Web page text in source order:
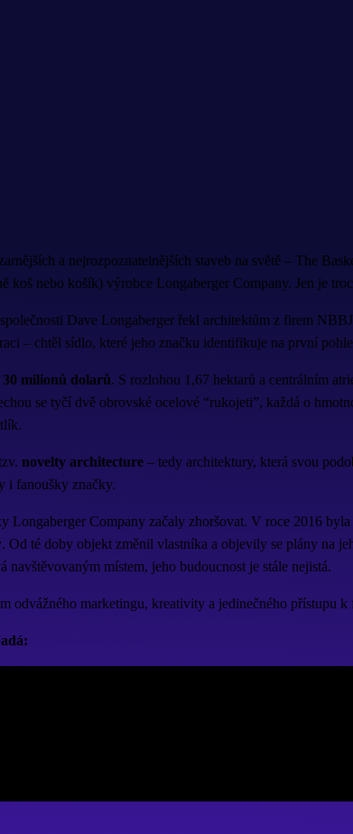
a nejrozpoznatelnějších staveb na světě – The
koš nebo košík) výrobce Longaberger Company. Jen je
Dave Longaberger řekl architektům z firem
– chtěl sídlo, které jeho značku identifikuje na první
milionů dolarů. S rozlohou 1,67 hektarů a centrálním
se tyčí dvě obrovské ocelové “rukojeti”, každá o
novelty architecture – tedy architektury, která svou
i fanoušky značky.
Longaberger Company začaly zhoršovat. V roce 2016
té doby objekt změnil vlastníka a objevily se plány na
místem, jeho budoucnost je stále nejistá.
odvážného marketingu, kreativity a jedinečného přístupu